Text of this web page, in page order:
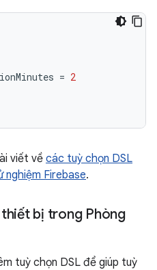
= 2
viết về các tuỳ chọn DSL
Firebase.
bị trong Phòng
tuỳ chọn DSL để giúp tuỳ